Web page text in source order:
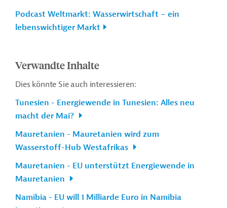
Podcast Weltmarkt: Wasserwirtschaft – ein
lebenswichtiger Markt
Verwandte Inhalte
Dies könnte Sie auch interessieren:
Tunesien - Energiewende in Tunesien: Alles neu
macht der Mai?
Mauretanien - Mauretanien wird zum
Wasserstoff-Hub Westafrikas
Mauretanien - EU unterstützt Energiewende in
Mauretanien
Namibia - EU will 1 Milliarde Euro in Namibia